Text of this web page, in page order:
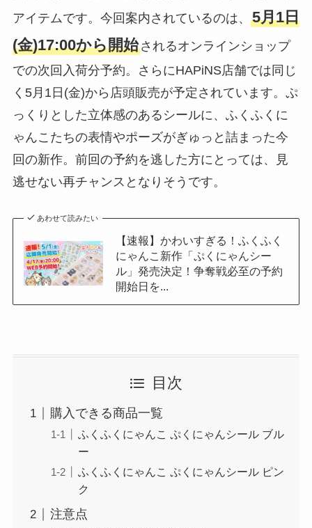
アイテムです。今回案内されているのは、 5月1日
(金)17:00から開始されるオンラインショップ
での次回入荷分予約。さらにHAPiNS店舗では同じ
く5月1日(金)から店頭販売が予定されています。ぷ
っくりとした立体感のあるシールに、ふくふくに
ゃんこたちの表情やポーズがぎゅっと詰まった今
回の新作。前回の予約を逃した方にとっては、見
逃せない再チャンスとなりそうです。
あわせて読みたい
【速報】かわいすぎる！ふくふく
にゃんこ新作「ぷくにゃんシー
ル」発売決定！争奪戦必至の予約
開始日を...
目次
購入できる商品一覧
ふくふくにゃんこ ぷくにゃんシール ブル
ー
ふくふくにゃんこ ぷくにゃんシール ピン
ク
注意点